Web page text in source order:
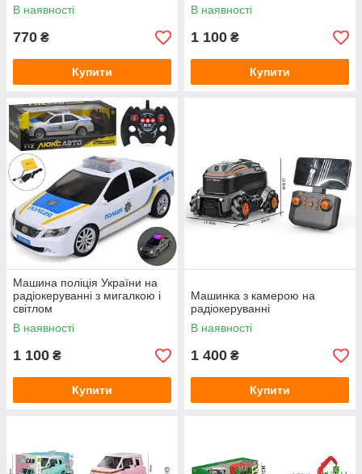
В наявності
770 ₴
Купити
В наявності
1 100 ₴
Купити
Машина поліція України на
радіокеруванні з мигалкою і
світлом
В наявності
1 100 ₴
Купити
Машинка з камерою на
радіокеруванні
В наявності
1 400 ₴
Купити